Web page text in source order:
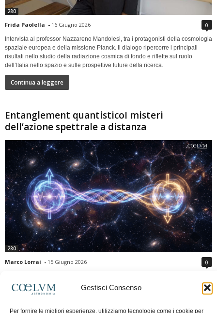
Gestisci Consenso
Per fornire le migliori esperienze, utilizziamo tecnologie come i cookie per
280
Frida Paolella - 16 Giugno 2026 0
Intervista al professor Nazzareno Mandolesi, tra i protagonisti della cosmologia
spaziale europea e della missione Planck. Il dialogo ripercorre i principali
risultati nello studio della radiazione cosmica di fondo e riflette sul ruolo
dell’Italia nello spazio e sulle prospettive future della ricerca.
Continua a leggere
Entanglement quantisticoI misteri
dell’azione spettrale a distanza
280
Marco Lorrai - 15 Giugno 2026 0
moderna: due particelle possono mostrare correlazioni che sembrano ignorare
la distanza che le separa. Gli esperimenti e i teoremi di Bell hanno escluso le
previsioni della meccanica quantistica. Nonostante ciò, l'entanglement non